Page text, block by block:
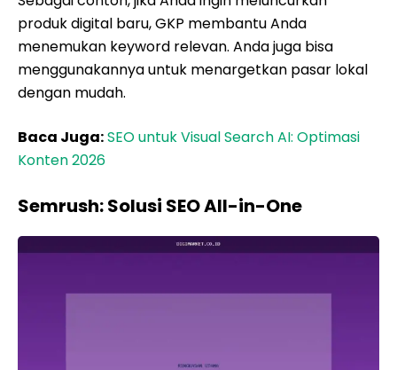
produk digital baru, GKP membantu Anda
menemukan keyword relevan. Anda juga bisa
menggunakannya untuk menargetkan pasar lokal
dengan mudah.
Baca Juga:SEO untuk Visual Search AI: Optimasi
Konten 2026
Semrush: Solusi SEO All-in-One